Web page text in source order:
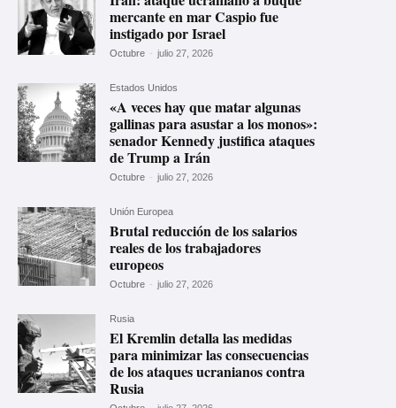
mercante en mar Caspio fue
instigado por Israel
Octubre - julio 27, 2026
Estados Unidos
«A veces hay que matar algunas
gallinas para asustar a los monos»:
senador Kennedy justifica ataques
de Trump a Irán
Octubre - julio 27, 2026
Unión Europea
Brutal reducción de los salarios
reales de los trabajadores
europeos
Octubre - julio 27, 2026
Rusia
El Kremlin detalla las medidas
para minimizar las consecuencias
de los ataques ucranianos contra
Rusia